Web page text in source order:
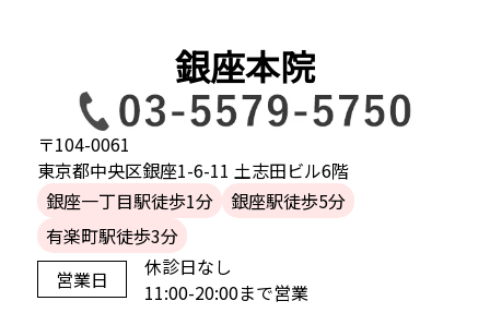
銀座本院
〒104-0061
東京都中央区銀座1-6-11 土志田ビル6階
銀座一丁目駅徒歩1分
銀座駅徒歩5分
有楽町駅徒歩3分
営業日
休診日なし
11:00-20:00まで営業